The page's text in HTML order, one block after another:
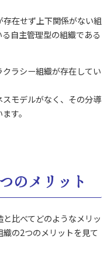
在せず上下関係がない組
自主管理型の組織である
ラシー組織が存在してい
モデルがなく、その分導
す。
のメリット
比べてどのようなメリッ
織の2つのメリットを見て